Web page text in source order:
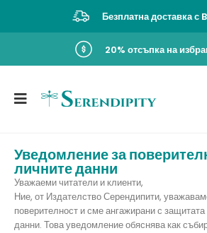
Безплатна доставка с
20% отсъпка на
Уведомление за
личните данни
Уважаеми читатели и клиенти,
Ние, от Издателство Серендипити,
поверителност и сме ангажирани с
данни. Това уведомление обяснява как